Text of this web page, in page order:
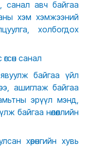
санал авч байгаа
хэм хэмжээний
холбогдох
санал
байгаа үйл
ашиглаж байгаа
эрүүл мэнд,
байгаа нөлөөллийн
хөрөнгийн хувь